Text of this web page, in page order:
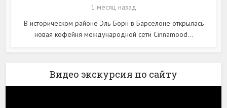
1 месяц назад
В историческом районе Эль-Борн в Барселоне открылась
новая кофейня международной сети Cinnamood...
Видео экскурсия по сайту